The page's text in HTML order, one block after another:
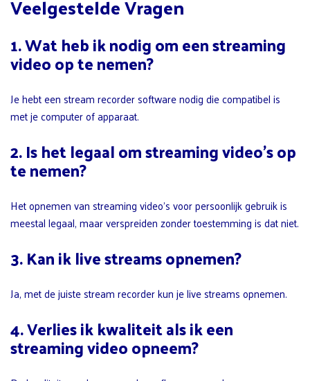
Veelgestelde Vragen
1. Wat heb ik nodig om een streaming
video op te nemen?
Je hebt een stream recorder software nodig die compatibel is
met je computer of apparaat.
2. Is het legaal om streaming video’s op
te nemen?
Het opnemen van streaming video’s voor persoonlijk gebruik is
meestal legaal, maar verspreiden zonder toestemming is dat niet.
3. Kan ik live streams opnemen?
Ja, met de juiste stream recorder kun je live streams opnemen.
4. Verlies ik kwaliteit als ik een
streaming video opneem?